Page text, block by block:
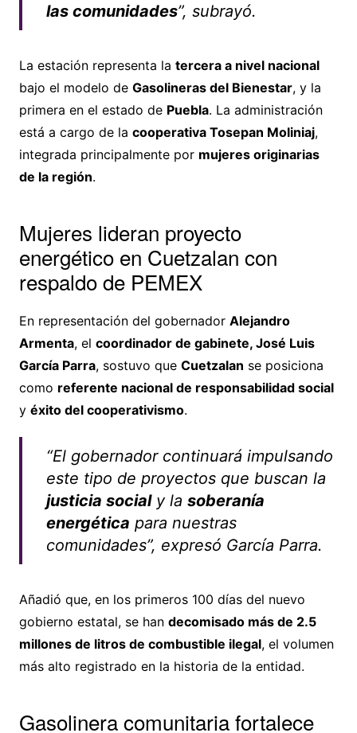
las comunidades”, subrayó.
La estación representa la tercera a nivel nacional
bajo el modelo de Gasolineras del Bienestar, y la
primera en el estado de Puebla. La administración
está a cargo de la cooperativa Tosepan Moliniaj,
integrada principalmente por mujeres originarias
de la región.
Mujeres lideran proyecto
energético en Cuetzalan con
respaldo de PEMEX
En representación del gobernador Alejandro
Armenta, el coordinador de gabinete, José Luis
García Parra, sostuvo que Cuetzalan se posiciona
como referente nacional de responsabilidad social
y éxito del cooperativismo.
“El gobernador continuará impulsando
este tipo de proyectos que buscan la
justicia socialy la soberanía
energética para nuestras
comunidades”, expresó García Parra.
Añadió que, en los primeros 100 días del nuevo
gobierno estatal, se han decomisado más de 2.5
millones de litros de combustible ilegal, el volumen
más alto registrado en la historia de la entidad.
Gasolinera comunitaria fortalece